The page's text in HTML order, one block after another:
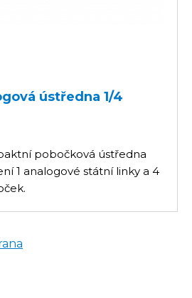
ústředna 1/4
pobočková ústředna
1 analogové státní linky a 4